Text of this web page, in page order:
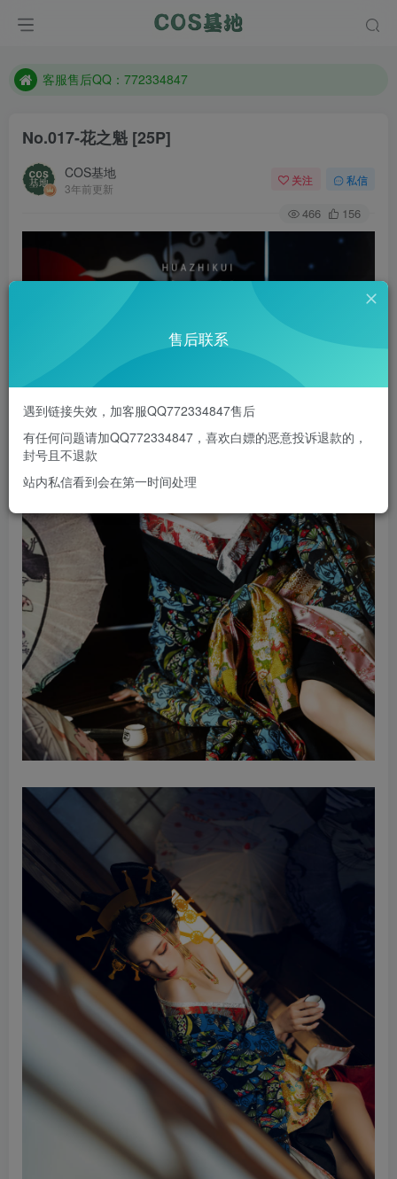
遇到任何问题加客服QQ：772334847
客服售后QQ：772334847
防失联：百度搜索《一七天佳》，实时查看最新站点。
No.017-花之魁 [25P]
COS基地
3年前更新
关注 私信
466 156
售后联系
遇到链接失效，加客服QQ772334847售后
有任何问题请加QQ772334847，喜欢白嫖的恶意投诉退款的，
封号且不退款
站内私信看到会在第一时间处理